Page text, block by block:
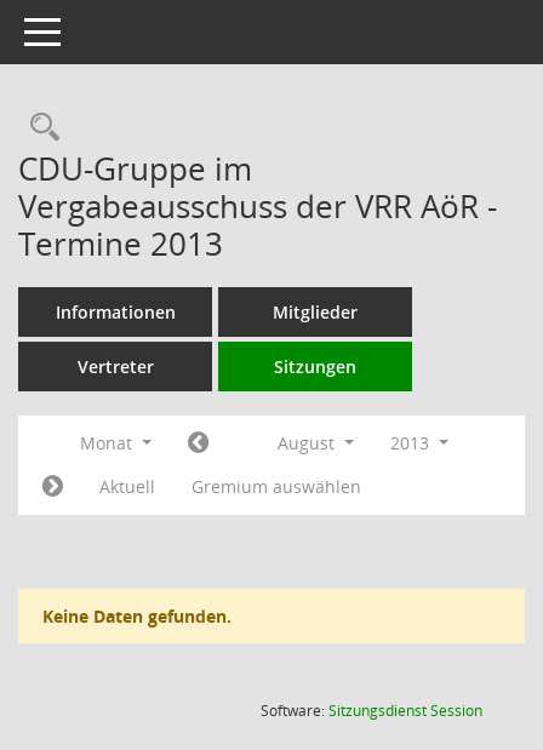
Toggle navigation
Rechercheauswahl
CDU-Gruppe im
Vergabeausschuss der VRR AöR -
Termine 2013
Informationen Mitglieder
Vertreter Sitzungen
Monat August
2013
Aktuell
Gremium auswählen
Keine Daten gefunden.
Software:SitzungsdienstSession(Wird in